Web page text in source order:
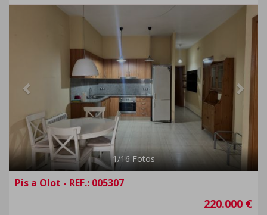
Previous Next
1/16Fotos
Pis a Olot - REF.: 005307
220.000 €